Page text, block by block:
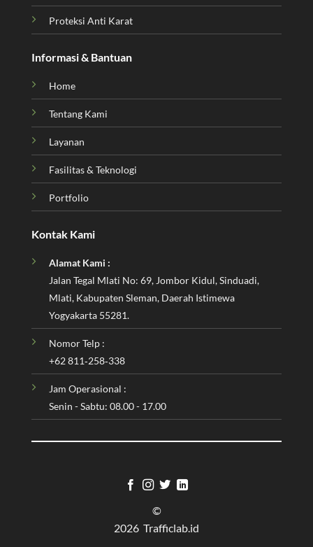
Proteksi Anti Karat
Informasi & Bantuan
Home
Tentang Kami
Layanan
Fasilitas & Teknologi
Portfolio
Kontak Kami
Alamat Kami :
Jalan Tegal Mlati No: 69, Jombor Kidul, Sinduadi,
Mlati, Kabupaten Sleman, Daerah Istimewa
Yogyakarta 55281.
Nomor Telp :
‪+62 811‑258‑338‬
Jam Operasional :
Senin - Sabtu: 08.00 - 17.00
©
2026 Trafficlab.id